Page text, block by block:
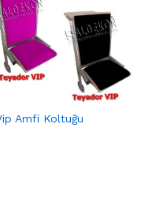
Amfi Koltuğu